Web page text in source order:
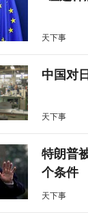
天下事
中国对
天下事
特朗普
个条件
天下事